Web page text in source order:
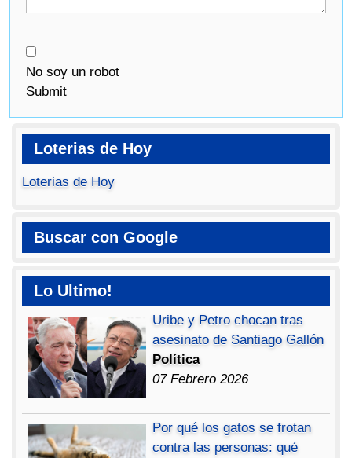
No soy un robot
Submit
Loterias de Hoy
Loterias de Hoy
Buscar con Google
Lo Ultimo!
Uribe y Petro chocan tras
asesinato de Santiago Gallón
Política
07 Febrero 2026
Por qué los gatos se frotan
contra las personas: qué